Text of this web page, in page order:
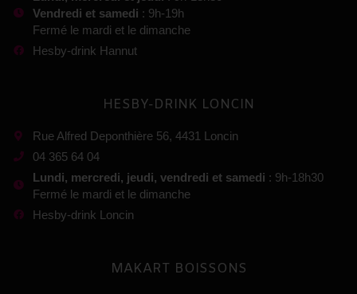
Vendredi et samedi : 9h-19h
Fermé le mardi et le dimanche
Hesby-drink Hannut
HESBY-DRINK LONCIN
Rue Alfred Deponthière 56, 4431 Loncin
04 365 64 04
Lundi, mercredi, jeudi, vendredi et samedi : 9h-18h30
Fermé le mardi et le dimanche
Hesby-drink Loncin
MAKART BOISSONS